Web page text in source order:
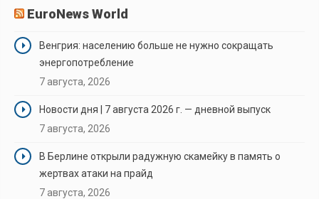
EuroNews World
Венгрия: населению больше не нужно сокращать
энергопотребление
7 августа, 2026
Новости дня | 7 августа 2026 г. — дневной выпуск
7 августа, 2026
В Берлине открыли радужную скамейку в память о
жертвах атаки на прайд
7 августа, 2026